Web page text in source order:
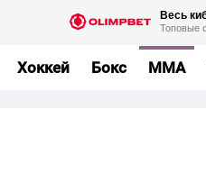
Хоккей Бокс MMA